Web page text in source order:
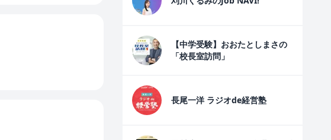
【中学受験】おおたとしまさの
「校長室訪問」
長尾一洋 ラジオde経営塾